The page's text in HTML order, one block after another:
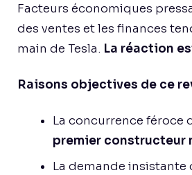
Facteurs économiques
des ventes et les finances
main de Tesla. La réaction
Raisons objectives de ce
La concurrence féroce
premier constructeur
La demande insistante